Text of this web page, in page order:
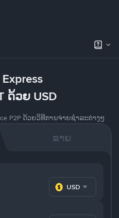
ດ້ວຍ USD
P2P ດ້ວຍວິທີການຈ່າຍຊຳລະຕ່າງໆ
ຂາຍ
USD